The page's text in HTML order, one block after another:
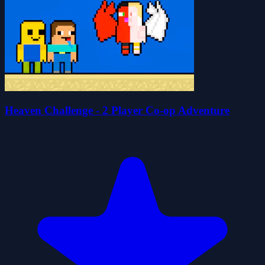
Heaven Challenge - 2 Player Co-op Adventure